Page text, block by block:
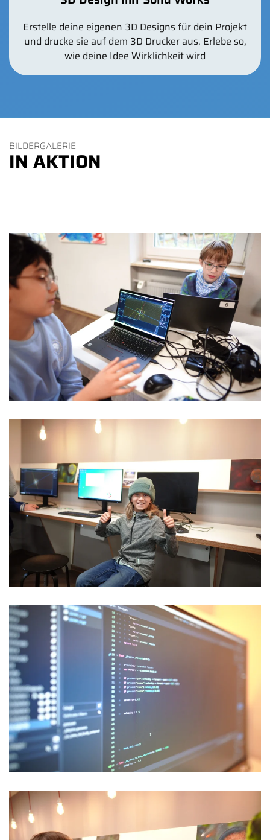
Erstelle deine eigenen 3D Designs für dein Projekt
und drucke sie auf dem 3D Drucker aus. Erlebe so,
wie deine Idee Wirklichkeit wird
BILDERGALERIE
IN AKTION